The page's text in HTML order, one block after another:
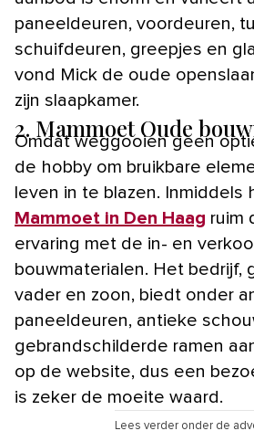
paneeldeuren, voordeuren,
schuifdeuren, greepjes en
vond Mick de oude
zijn slaapkamer.
2. Mammoet Oude
Omdat weggooien geen
de hobby om bruikbare
leven in te blazen. Inmiddels
Mammoet in Den Haag ruim
ervaring met de in- en
bouwmaterialen. Het bedrijf,
vader en zoon, biedt onder
paneeldeuren, antieke
gebrandschilderde ramen
op de website, dus een
is zeker de moeite waard.
Lees verder onder de